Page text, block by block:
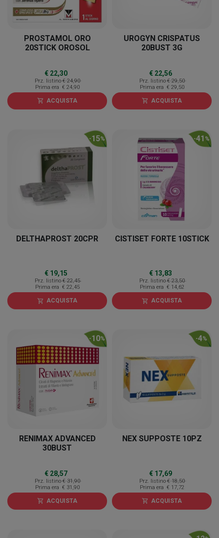
PROSTAMOL ORO
20STICK OROSOL
€ 22,30
Prz. listino € 24,90
Prima era € 24,90
shopping_cart ACQUISTA
UROGYN CRISPATUS
20BUST 3G
€ 22,56
Prz. listino € 29,50
Prima era € 29,50
shopping_cart ACQUISTA
-15%
DELTHAPROST 20CPR
€ 19,15
Prz. listino € 22,45
Prima era € 22,45
shopping_cart ACQUISTA
-41 %
CISTISET FORTE 10STICK
€ 13,83
Prz. listino € 23,50
Prima era € 14,62
shopping_cart ACQUISTA
-10%
RENIMAX ADVANCED
30BUST
€ 28,57
Prz. listino € 31,90
Prima era € 31,90
shopping_cart ACQUISTA
-4%
NEX SUPPOSTE 10PZ
€ 17,69
Prz. listino € 18,50
Prima era € 17,72
shopping_cart ACQUISTA